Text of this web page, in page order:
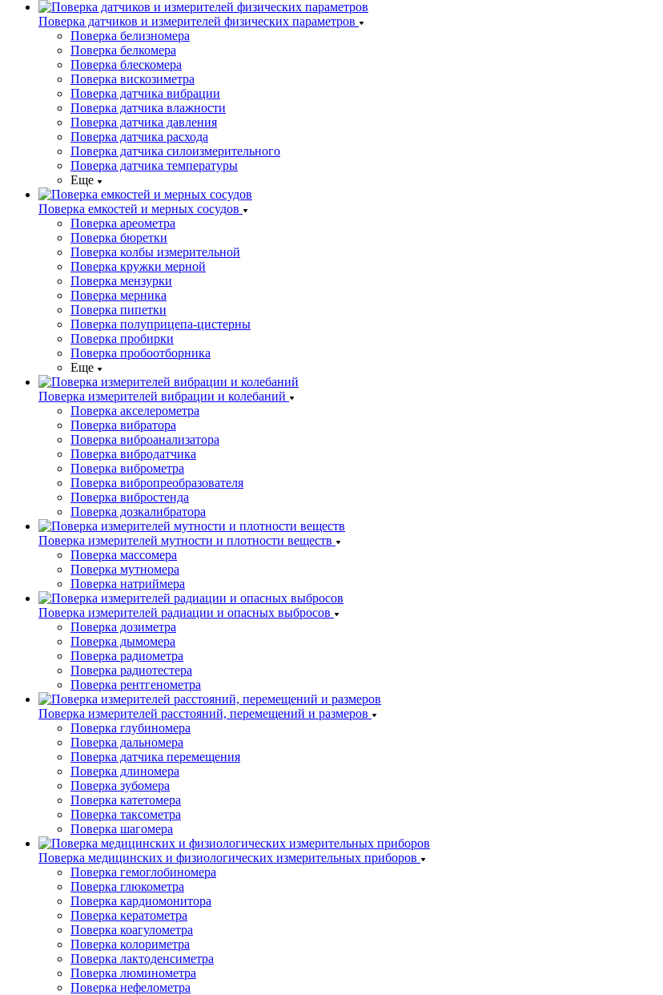
Поверка датчиков и измерителей физических параметров
Поверка белизномера
Поверка белкомера
Поверка блескомера
Поверка вискозиметра
Поверка датчика вибрации
Поверка датчика влажности
Поверка датчика давления
Поверка датчика расхода
Поверка датчика силоизмерительного
Поверка датчика температуры
Еще
Поверка емкостей и мерных сосудов
Поверка ареометра
Поверка бюретки
Поверка колбы измерительной
Поверка кружки мерной
Поверка мензурки
Поверка мерника
Поверка пипетки
Поверка полуприцепа-цистерны
Поверка пробирки
Поверка пробоотборника
Еще
Поверка измерителей вибрации и колебаний
Поверка акселерометра
Поверка вибратора
Поверка виброанализатора
Поверка вибродатчика
Поверка виброметра
Поверка вибропреобразователя
Поверка вибростенда
Поверка дозкалибратора
Поверка измерителей мутности и плотности веществ
Поверка массомера
Поверка мутномера
Поверка натриймера
Поверка измерителей радиации и опасных выбросов
Поверка дозиметра
Поверка дымомера
Поверка радиометра
Поверка радиотестера
Поверка рентгенометра
Поверка измерителей расстояний, перемещений и размеров
Поверка глубиномера
Поверка дальномера
Поверка датчика перемещения
Поверка длиномера
Поверка зубомера
Поверка катетомера
Поверка таксометра
Поверка шагомера
Поверка медицинских и физиологических измерительных приборов
Поверка гемоглобиномера
Поверка глюкометра
Поверка кардиомонитора
Поверка кератометра
Поверка коагулометра
Поверка колориметра
Поверка лактоденсиметра
Поверка люминометра
Поверка нефелометра